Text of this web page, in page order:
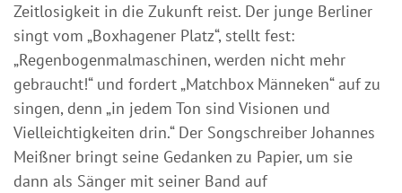
Zeitlosigkeit in die Zukunft reist. Der junge Berliner
singt vom „Boxhagener Platz“, stellt fest:
„Regenbogenmalmaschinen, werden nicht mehr
gebraucht!“ und fordert „Matchbox Männeken“ auf zu
singen, denn „in jedem Ton sind Visionen und
Vielleichtigkeiten drin.“ Der Songschreiber Johannes
Meißner bringt seine Gedanken zu Papier, um sie
dann als Sänger mit seiner Band auf